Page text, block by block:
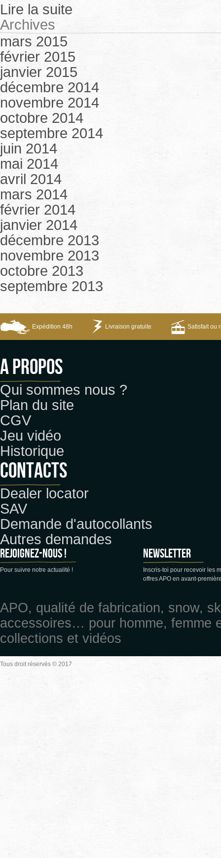
Lire la suite
Archives
mars 2015
février 2015
janvier 2015
décembre 2014
novembre 2014
octobre 2014
septembre 2014
juin 2014
mai 2014
avril 2014
mars 2014
février 2014
janvier 2014
décembre 2013
novembre 2013
octobre 2013
septembre 2013
Expédition 48h Livraison gratuite Satisfait ou
A propos
Qui sommes nous ?
Plan du site
CGV
Jeu vidéo
Historique
CONTACTS
Dealer locator
SAV
Demande d'autocollants
Autres demandes
Rejoignez-nous !
Pour suivre notre actualité !
Newsletter
Inscris-toi pour recevoir les
offres APO en avant-
APO, qualité de fabrication, snow,
accessoires… pour homme, femme
collections et vidéos
Tous droit réservés © 2017